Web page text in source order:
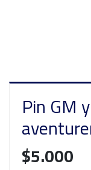
Pin GM
$5.000